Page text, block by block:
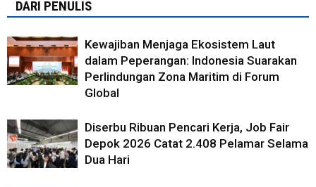
DARI PENULIS
Kewajiban Menjaga Ekosistem Laut
dalam Peperangan: Indonesia Suarakan
Perlindungan Zona Maritim di Forum
Global
Diserbu Ribuan Pencari Kerja, Job Fair
Depok 2026 Catat 2.408 Pelamar Selama
Dua Hari